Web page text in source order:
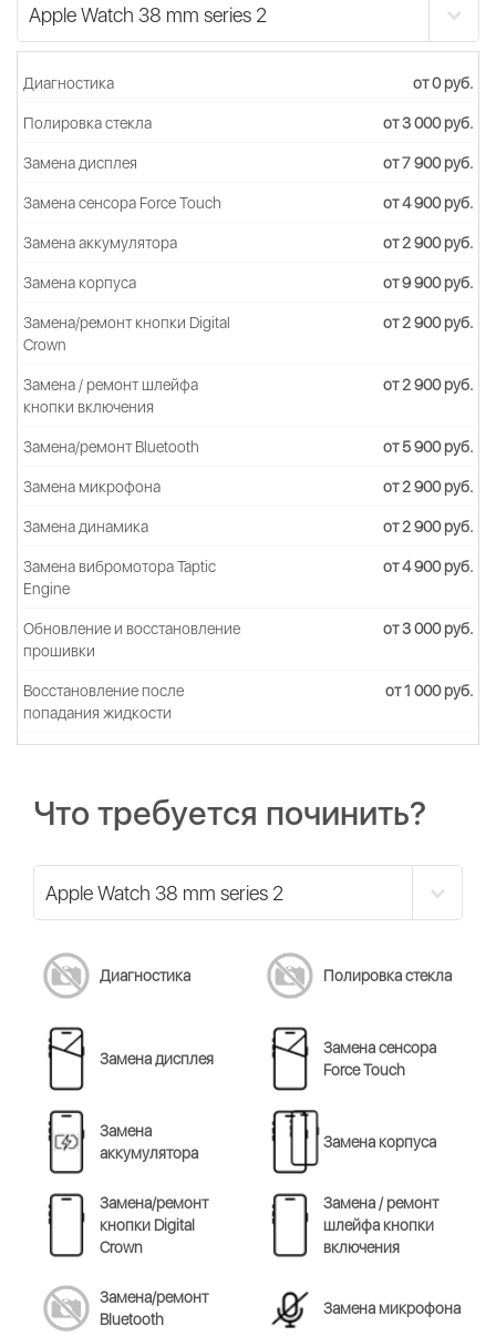
Диагностика от 0 руб.
Полировка стекла от 3 000 руб.
Замена дисплея от 7 900 руб.
Замена сенсора Force Touch от 4 900 руб.
Замена аккумулятора от 2 900 руб.
Замена корпуса от 9 900 руб.
Замена/ремонт кнопки Digital
Crown
от 2 900 руб.
Замена / ремонт шлейфа
кнопки включения
от 2 900 руб.
Замена/ремонт Bluetooth от 5 900 руб.
Замена микрофона от 2 900 руб.
Замена динамика от 2 900 руб.
Замена вибромотора Taptic
Engine
от 4 900 руб.
Обновление и восстановление
прошивки
от 3 000 руб.
Восстановление после
попадания жидкости
от 1 000 руб.
Что требуется починить?
Диагностика Полировка стекла
Замена дисплея
Замена сенсора
Force Touch
Замена
аккумулятора
Замена корпуса
Замена/ремонт
кнопки Digital
Crown
Замена / ремонт
шлейфа кнопки
включения
Замена/ремонт
Bluetooth
Замена микрофона